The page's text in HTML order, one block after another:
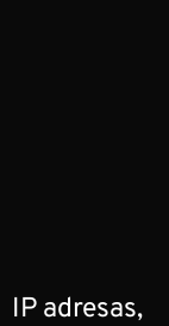
IP adresas,